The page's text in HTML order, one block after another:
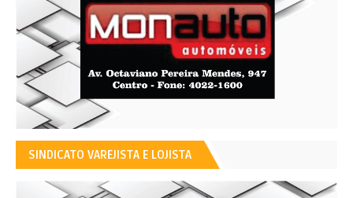
SINDICATO VAREJISTA E LOJISTA